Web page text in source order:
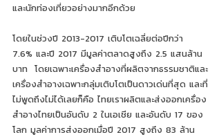
และนักท่องเที่ยวอย่างมากอีกด้วย
โดยในช่วงปี 2013-2017 เติบโตเฉลี่ยต่อปีกว่า
7.6% และปี 2017 มีมูลค่าตลาดสูงถึง 2.5 แสนล้าน
บาท  โดยเฉพาะเครื่องสำอางที่ผลิตจากธรรมชาติและ
เครื่องสำอางเฉพาะกลุ่มเติบโตเป็นดาวเด่นที่สุด และที่
ไม่พูดถึงไม่ได้เลยก็คือ ไทยเราผลิตและส่งออกเครื่อง
สำอางไทยเป็นอันดับ 2 ในเอเชีย และอันดับ 17 ของ
โลก มูลค่าการส่งออกเมื่อปี 2017 สูงถึง 83 ล้าน